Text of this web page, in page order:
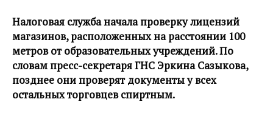
Налоговая служба начала проверку лицензий
магазинов, расположенных на расстоянии 100
метров от образовательных учреждений. По
словам пресс-секретаря ГНС Эркина Сазыкова,
позднее они проверят документы у всех
остальных торговцев спиртным.